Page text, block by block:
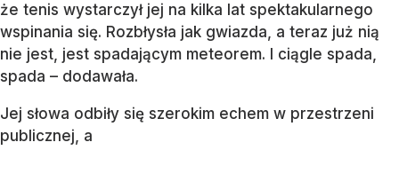
że tenis wystarczył jej na kilka lat spektakularnego
wspinania się. Rozbłysła jak gwiazda, a teraz już nią
nie jest, jest spadającym meteorem. I ciągle spada,
spada – dodawała.
Jej słowa odbiły się szerokim echem w przestrzeni
publicznej, a